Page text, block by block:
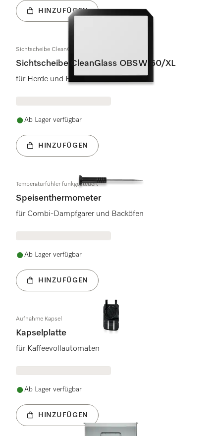
HINZUFÜGEN
Sichtscheibe CleanGlass obsw 60/XL
Sichtscheibe CleanGlass OBSW 60/XL
für Herde und Backöfen
Ab Lager verfügbar
HINZUFÜGEN
Temperaturfühler funkgesteuert
Speisenthermometer
für Combi-Dampfgarer und Backöfen
Ab Lager verfügbar
HINZUFÜGEN
Aufnahme Kapsel
Kapselplatte
für Kaffeevollautomaten
Ab Lager verfügbar
HINZUFÜGEN